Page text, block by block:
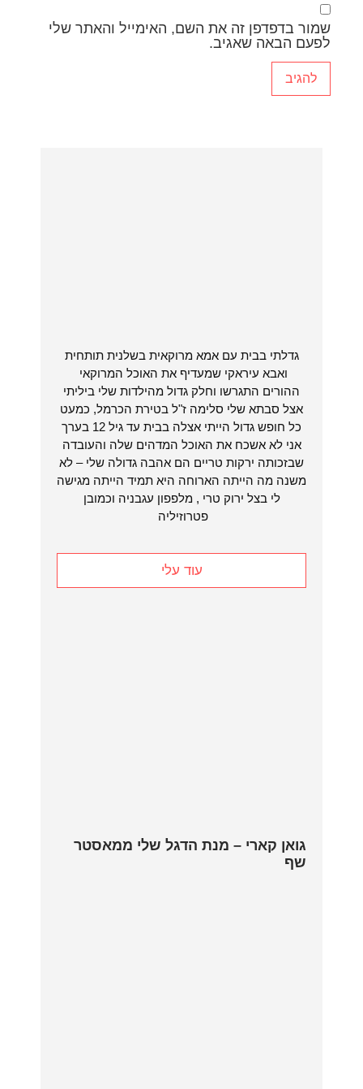
שמור בדפדפן זה את השם, האימייל והאתר שלי
לפעם הבאה שאגיב.
גדלתי בבית עם אמא מרוקאית בשלנית תותחית
ואבא עיראקי שמעדיף את האוכל המרוקאי
ההורים התגרשו וחלק גדול מהילדות שלי ביליתי
אצל סבתא שלי סלימה ז"ל בטירת הכרמל, כמעט
כל חופש גדול הייתי אצלה בבית עד גיל 12 בערך
אני לא אשכח את האוכל המדהים שלה והעובדה
שבזכותה ירקות טריים הם אהבה גדולה שלי – לא
משנה מה הייתה הארוחה היא תמיד הייתה מגישה
לי בצל ירוק טרי , מלפפון עגבניה וכמובן
פטרוזיליה
עוד עלי
גואן קארי – מנת הדגל שלי ממאסטר
שף